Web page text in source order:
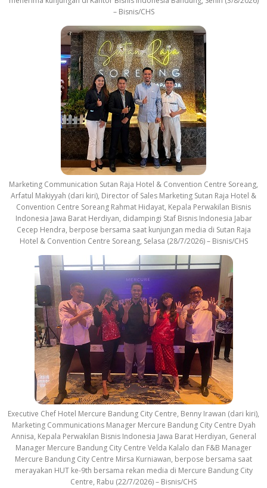
– Bisnis/CHS
Marketing Communication Sutan Raja Hotel & Convention Centre Soreang,
Arfatul Makiyyah (dari kiri), Director of Sales Marketing Sutan Raja Hotel &
Convention Centre Soreang Rahmat Hidayat, Kepala Perwakilan Bisnis
Indonesia Jawa Barat Herdiyan, didampingi Staf Bisnis Indonesia Jabar
Cecep Hendra, berpose bersama saat kunjungan media di Sutan Raja
Hotel & Convention Centre Soreang, Selasa (28/7/2026) – Bisnis/CHS
Executive Chef Hotel Mercure Bandung City Centre, Benny Irawan (dari kiri),
Marketing Communications Manager Mercure Bandung City Centre Dyah
Annisa, Kepala Perwakilan Bisnis Indonesia Jawa Barat Herdiyan, General
Manager Mercure Bandung City Centre Velda Kalalo dan F&B Manager
Mercure Bandung City Centre Mirsa Kurniawan, berpose bersama saat
merayakan HUT ke-9th bersama rekan media di Mercure Bandung City
Centre, Rabu (22/7/2026) – Bisnis/CHS